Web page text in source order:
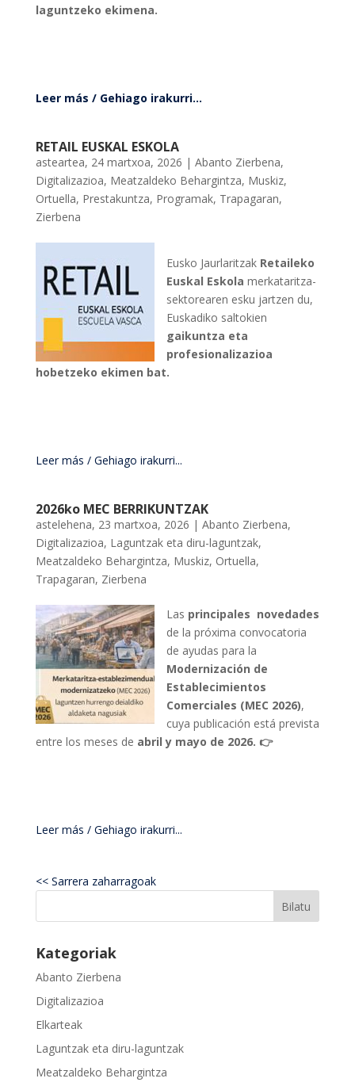
laguntzeko ekimena.
Leer más / Gehiago irakurri...
RETAIL EUSKAL ESKOLA
asteartea, 24 martxoa, 2026 | Abanto Zierbena,
Digitalizazioa, Meatzaldeko Behargintza, Muskiz,
Ortuella, Prestakuntza, Programak, Trapagaran,
Zierbena
Eusko Jaurlaritzak Retaileko
Euskal Eskola merkataritza-
sektorearen esku jartzen du,
Euskadiko saltokien
gaikuntza eta
profesionalizazioa
hobetzeko ekimen bat.
Leer más / Gehiago irakurri...
2026ko MEC BERRIKUNTZAK
astelehena, 23 martxoa, 2026 | Abanto Zierbena,
Digitalizazioa, Laguntzak eta diru-laguntzak,
Meatzaldeko Behargintza, Muskiz, Ortuella,
Trapagaran, Zierbena
Las principales novedades
de la próxima convocatoria
de ayudas para la
Modernización de
Establecimientos
Comerciales (MEC 2026),
cuya publicación está prevista
entre los meses de abril y mayo de 2026. 👉
Leer más / Gehiago irakurri...
<< Sarrera zaharragoak
Kategoriak
Abanto Zierbena
Digitalizazioa
Elkarteak
Laguntzak eta diru-laguntzak
Meatzaldeko Behargintza